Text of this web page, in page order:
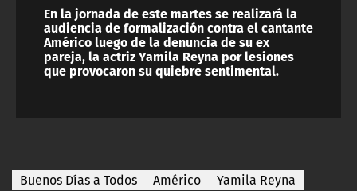
En la jornada de este martes se realizará la
audiencia de formalización contra el cantante
Américo luego de la denuncia de su ex
pareja, la actriz Yamila Reyna por lesiones
que provocaron su quiebre sentimental.
Buenos Días a Todos Américo Yamila Reyna